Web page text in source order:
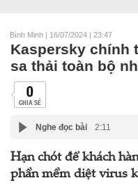
Bình Minh | 16/07/2024 | 23:47
Kaspersky chính
sa thải toàn bộ
0
CHIA SẺ
Nghe đọc bài 2:11
Hạn chót để khách
phần mềm diệt virus